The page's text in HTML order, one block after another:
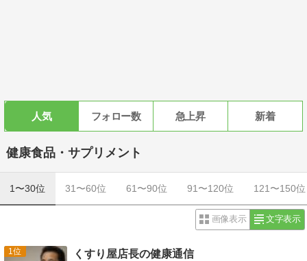
人気 フォロー数 急上昇 新着
健康食品・サプリメント
1〜30位 31〜60位 61〜90位 91〜120位 121〜150位
画像表示 文字表示
1 くすり屋店長の健康通信